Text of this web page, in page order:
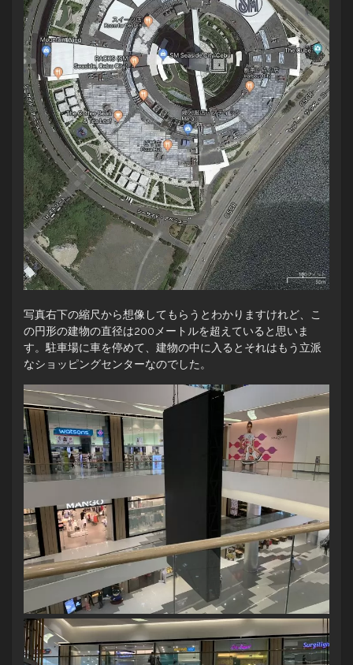
写真右下の縮尺から想像してもらうとわかりますけれど、こ
の円形の建物の直径は200メートルを超えていると思いま
す。駐車場に車を停めて、建物の中に入るとそれはもう立派
なショッピングセンターなのでした。